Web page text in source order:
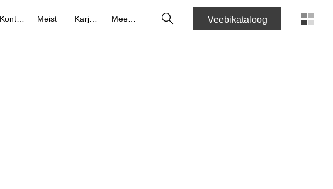
Meist Karjäär Veebikataloog